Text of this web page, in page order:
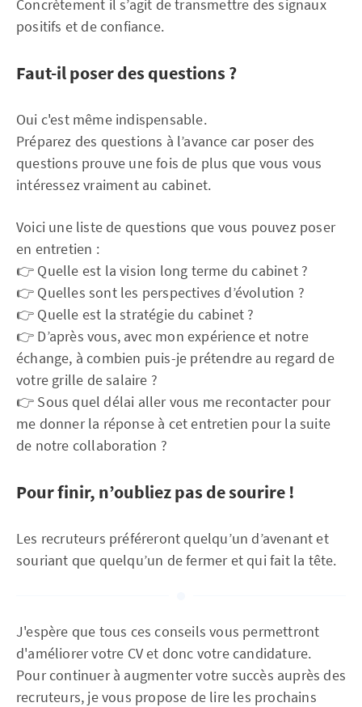
Concrètement il s’agit de transmettre des signaux
positifs et de confiance.
Faut-il poser des questions ?
Oui c'est même indispensable.
Préparez des questions à l’avance car poser des
questions prouve une fois de plus que vous vous
intéressez vraiment au cabinet.
Voici une liste de questions que vous pouvez poser
en entretien :
👉 Quelle est la vision long terme du cabinet ?
👉 Quelles sont les perspectives d’évolution ?
👉 Quelle est la stratégie du cabinet ?
👉 D’après vous, avec mon expérience et notre
échange, à combien puis-je prétendre au regard de
votre grille de salaire ?
👉 Sous quel délai aller vous me recontacter pour
me donner la réponse à cet entretien pour la suite
de notre collaboration ?
Pour finir, n’oubliez pas de sourire !
Les recruteurs préféreront quelqu’un d’avenant et
souriant que quelqu’un de fermer et qui fait la tête.
J'espère que tous ces conseils vous permettront
d'améliorer votre CV et donc votre candidature.
Pour continuer à augmenter votre succès auprès des
recruteurs, je vous propose de lire les prochains